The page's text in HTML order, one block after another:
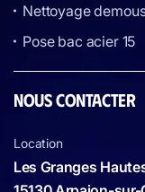
Nettoyage
Pose bac acier 15
NOUS CONTACTER
Location
Les Granges